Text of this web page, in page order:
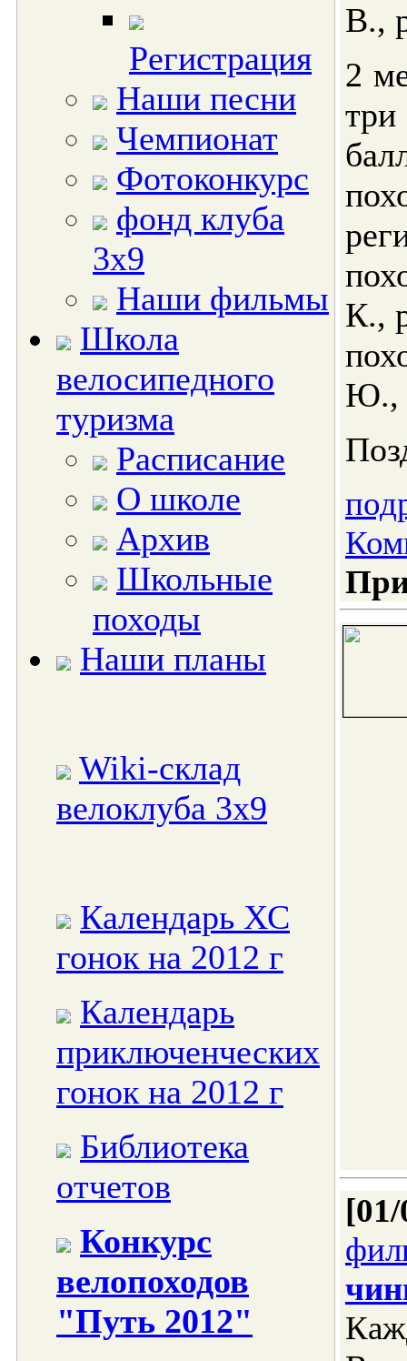
Регистрация
Наши песни
Чемпионат
Фотоконкурс
фонд клуба
3х9
Наши фильмы
Школа
велосипедного
туризма
Расписание
О школе
Архив
Школьные
походы
Наши планы
Wiki-склад
велоклуба 3x9
Календарь ХС
гонок на 2012 г
Календарь
приключенческих
гонок на 2012 г
Библиотека
отчетов
Конкурс
велопоходов
"Путь 2012"
В.,
2
К.,
Ю.,